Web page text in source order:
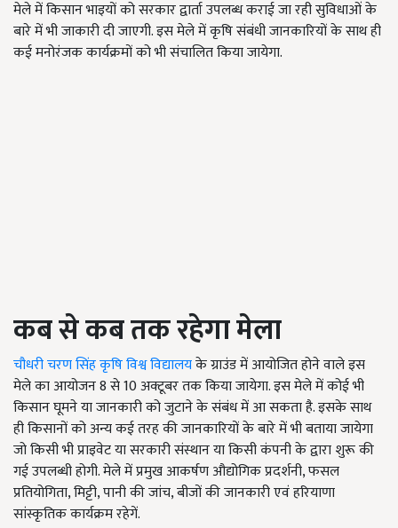
मेले में किसान भाइयों को सरकार द्वार्ता उपलब्ध कराई जा रही सुविधाओं के
बारे में भी जाकारी दी जाएगी. इस मेले में कृषि संबंधी जानकारियों के साथ ही
कई मनोरंजक कार्यक्रमों को भी संचालित किया जायेगा.
कब से कब तक रहेगा मेला
चौधरी चरण सिंह कृषि विश्व विद्यालयके ग्राउंड में आयोजित होने वाले इस
मेले का आयोजन 8 से 10 अक्टूबर तक किया जायेगा. इस मेले में कोई भी
किसान घूमने या जानकारी को जुटाने के संबंध में आ सकता है. इसके साथ
ही किसानों को अन्य कई तरह की जानकारियों के बारे में भी बताया जायेगा
जो किसी भी प्राइवेट या सरकारी संस्थान या किसी कंपनी के द्वारा शुरू की
गई उपलब्धी होगी. मेले में प्रमुख आकर्षण औद्योगिक प्रदर्शनी, फसल
प्रतियोगिता, मिट्टी, पानी की जांच, बीजों की जानकारी एवं हरियाणा
सांस्कृतिक कार्यक्रम रहेगें.